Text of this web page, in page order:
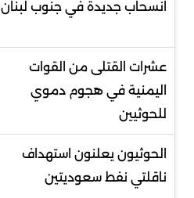
انسحاب جديدة في جنوب لبنان
عشرات القتلى من القوات
اليمنية في هجوم دموي
للحوثيين
الحوثيون يعلنون استهداف
ناقلتي نفط سعوديتين